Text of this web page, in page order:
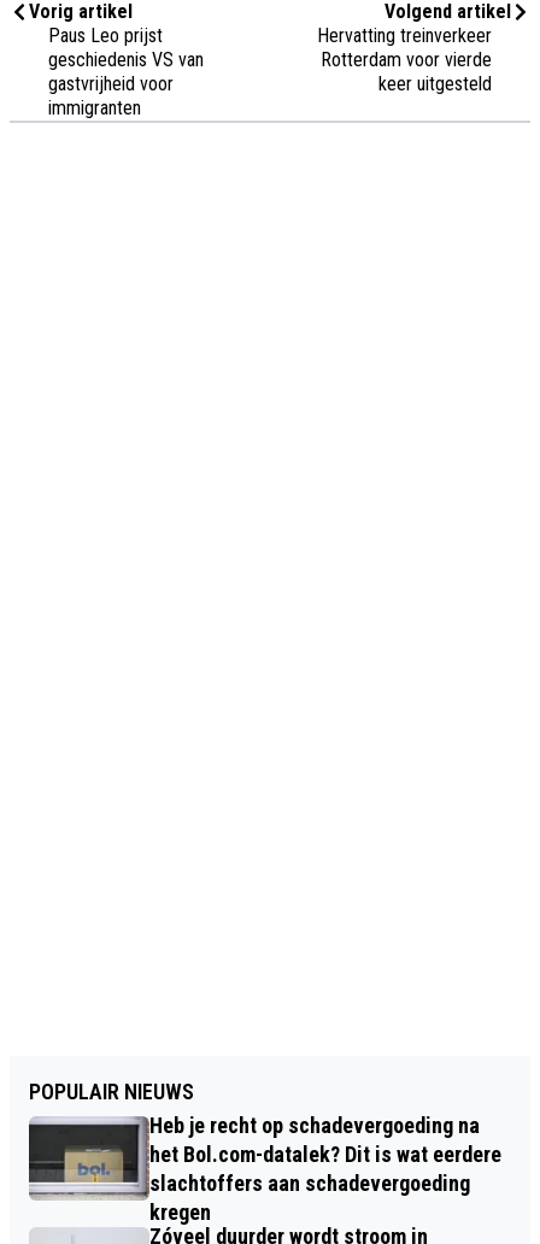
Vorig artikel
Paus Leo prijst
geschiedenis VS van
gastvrijheid voor
immigranten
Volgend artikel
Hervatting treinverkeer
Rotterdam voor vierde
keer uitgesteld
POPULAIR NIEUWS
Heb je recht op schadevergoeding na
het Bol.com-datalek? Dit is wat eerdere
slachtoffers aan schadevergoeding
kregen
Zóveel duurder wordt stroom in